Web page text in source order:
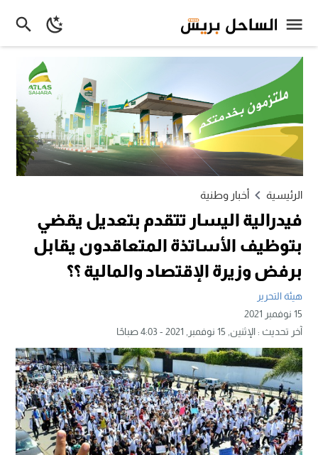
الرئيسية أخبار وطنية
فيدرالية اليسار تتقدم بتعديل يقضي
بتوظيف الأساتذة المتعاقدون يقابل
برفض وزيرة الإقتصاد والمالية ؟؟
هيئة التحرير
15 نوفمبر 2021
آخر تحديث :الإثنين, 15 نوفمبر, 2021 - 4:03 صباحًا